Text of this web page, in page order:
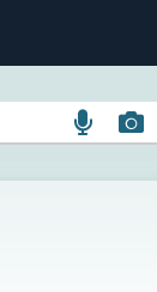
語
搜
圖
搜